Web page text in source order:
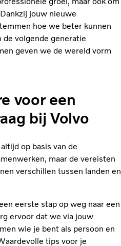
jouw nieuwe
hoe we beter kunnen
de volgende generatie
geven we de wereld vorm
voor een
bij Volvo
op basis van de
maar de vereisten
verschillen tussen landen en
eerste stap op weg naar een
ervoor dat we via jouw
wie je bent als persoon en
tips voor je